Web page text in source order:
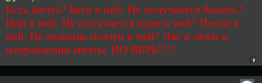
Есть мечта? Беги к ней. Не получается бежать?
Иди к ней. Не получается идти к ней? Ползи к
ней. Не можешь ползти к ней? Ляг и лежи в
направлении мечты. НО ВЕРЬ!!!!